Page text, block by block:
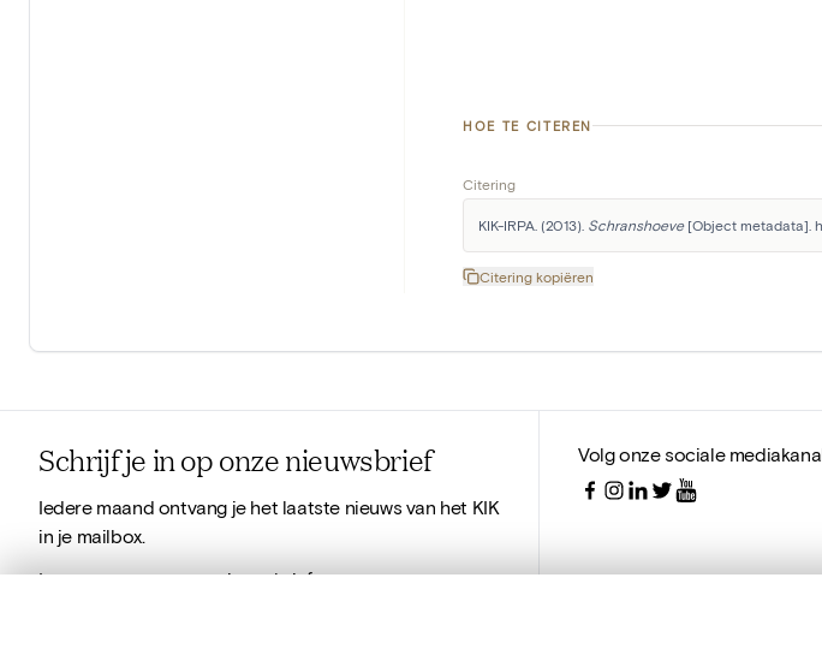
HOE TE CITEREN
Citering
KIK-IRPA. (2013). Schranshoeve [Object metadata].
Citering kopiëren
Schrijf je in op onze nieuwsbrief
Iedere maand ontvang je het laatste nieuws van het KIK
in je mailbox.
Lees meer over onze nieuwsbrief
Volg onze sociale